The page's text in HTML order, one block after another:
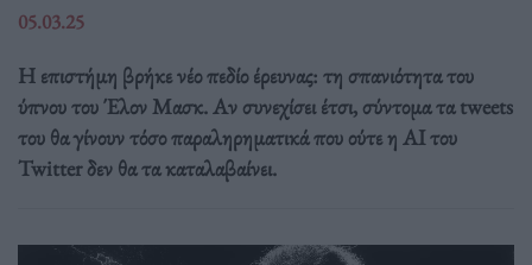
05.03.25
Η επιστήμη βρήκε νέο πεδίο έρευνας: τη σπανιότητα του
ύπνου του Έλον Μασκ. Αν συνεχίσει έτσι, σύντομα τα tweets
του θα γίνουν τόσο παραληρηματικά που ούτε η AI του
Twitter δεν θα τα καταλαβαίνει.